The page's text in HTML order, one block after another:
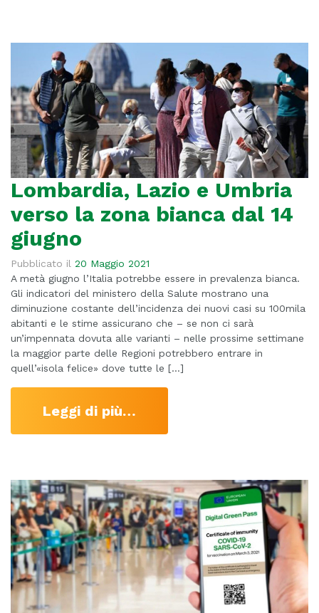
Lombardia, Lazio e Umbria
verso la zona bianca dal 14
giugno
Pubblicato il 20 Maggio 2021
A metà giugno l’Italia potrebbe essere in prevalenza bianca.
Gli indicatori del ministero della Salute mostrano una
diminuzione costante dell’incidenza dei nuovi casi su 100mila
abitanti e le stime assicurano che – se non ci sarà
un’impennata dovuta alle varianti – nelle prossime settimane
la maggior parte delle Regioni potrebbero entrare in
quell’«isola felice» dove tutte le […]
Leggi di più…